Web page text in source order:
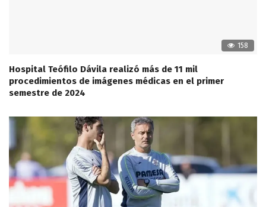
158
Hospital Teófilo Dávila realizó más de 11 mil
procedimientos de imágenes médicas en el primer
semestre de 2024